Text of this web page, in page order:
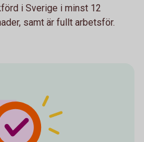
i Sverige i minst 12
samt är fullt arbetsför.